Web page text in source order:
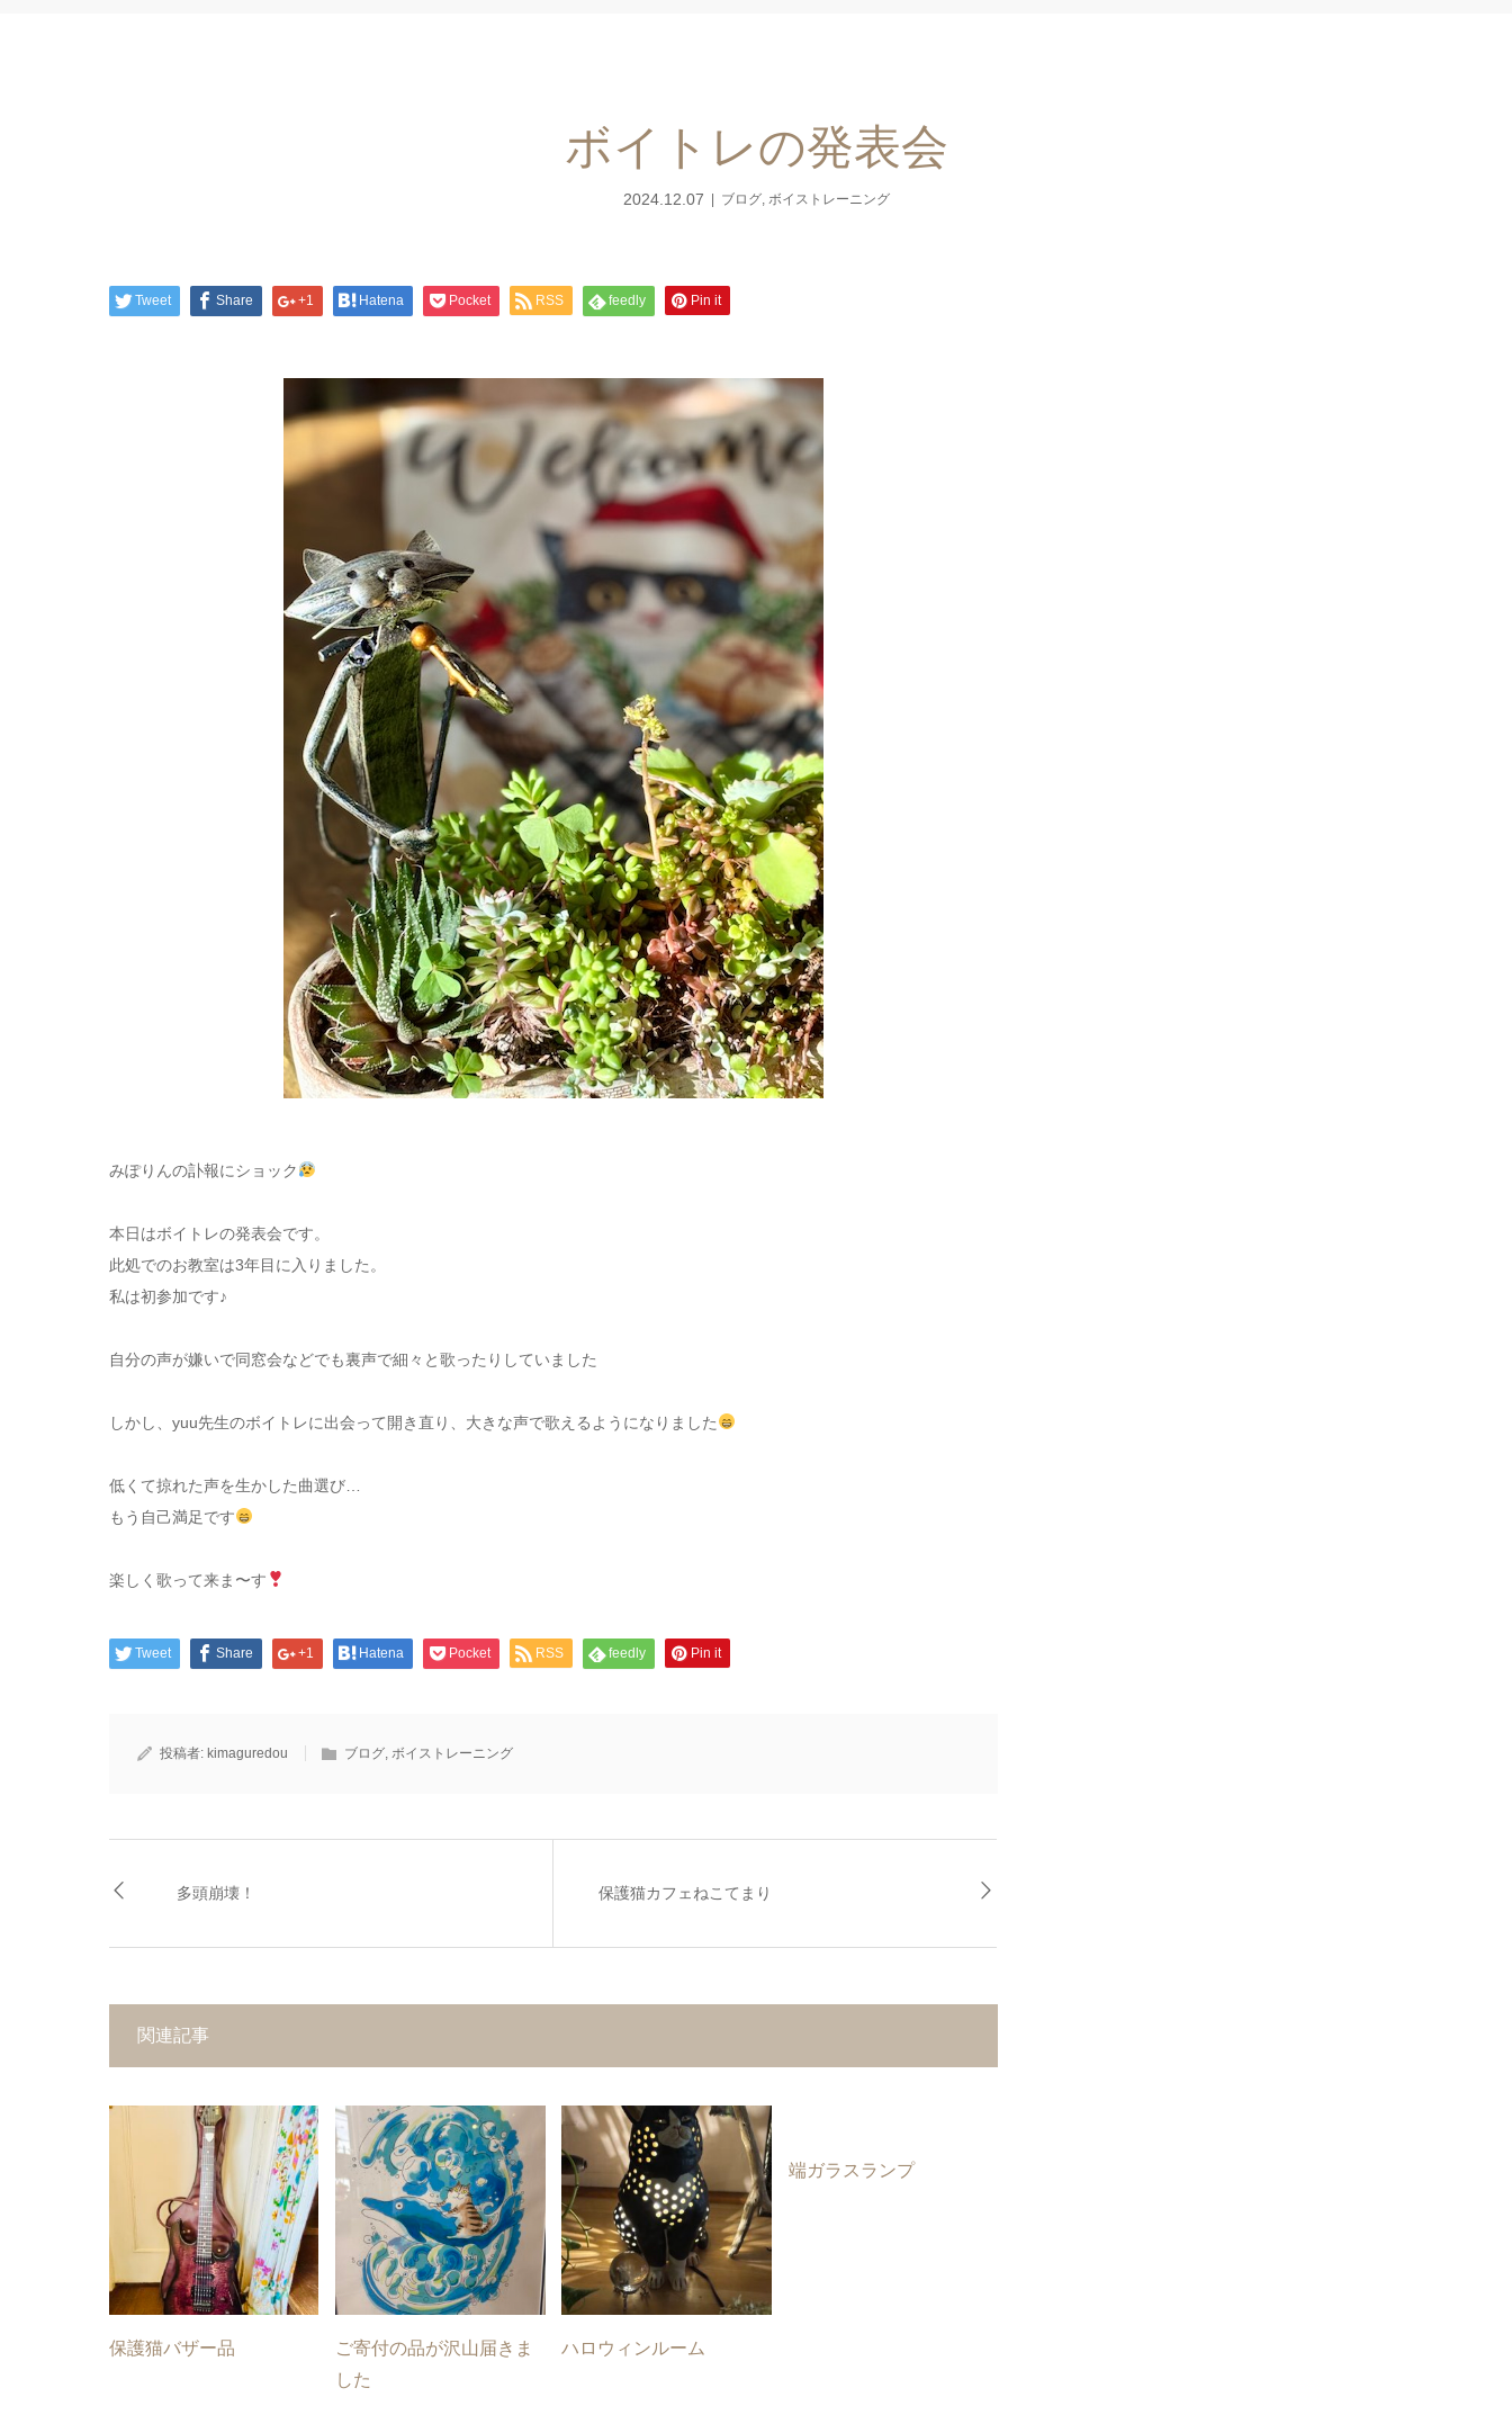
ボイトレの発表会
2024.12.07 ブログ, ボイストレーニング
Tweet Share +1 Hatena Pocket RSS feedly Pin it
みぽりんの訃報にショック
本日はボイトレの発表会です。
此処でのお教室は3年目に入りました。
私は初参加です♪
自分の声が嫌いで同窓会などでも裏声で細々と歌ったりしていました
しかし、yuu先生のボイトレに出会って開き直り、大きな声で歌えるようになりました
低くて掠れた声を生かした曲選び…
もう自己満足です
楽しく歌って来ま〜す
Tweet Share +1 Hatena Pocket RSS feedly Pin it
投稿者: kimaguredou ブログ ボイストレーニング
多頭崩壊！ 保護猫カフェねこてまり
関連記事
保護猫バザー品
ご寄付の品が沢山届きま
した
ハロウィンルーム
端ガラスランプ